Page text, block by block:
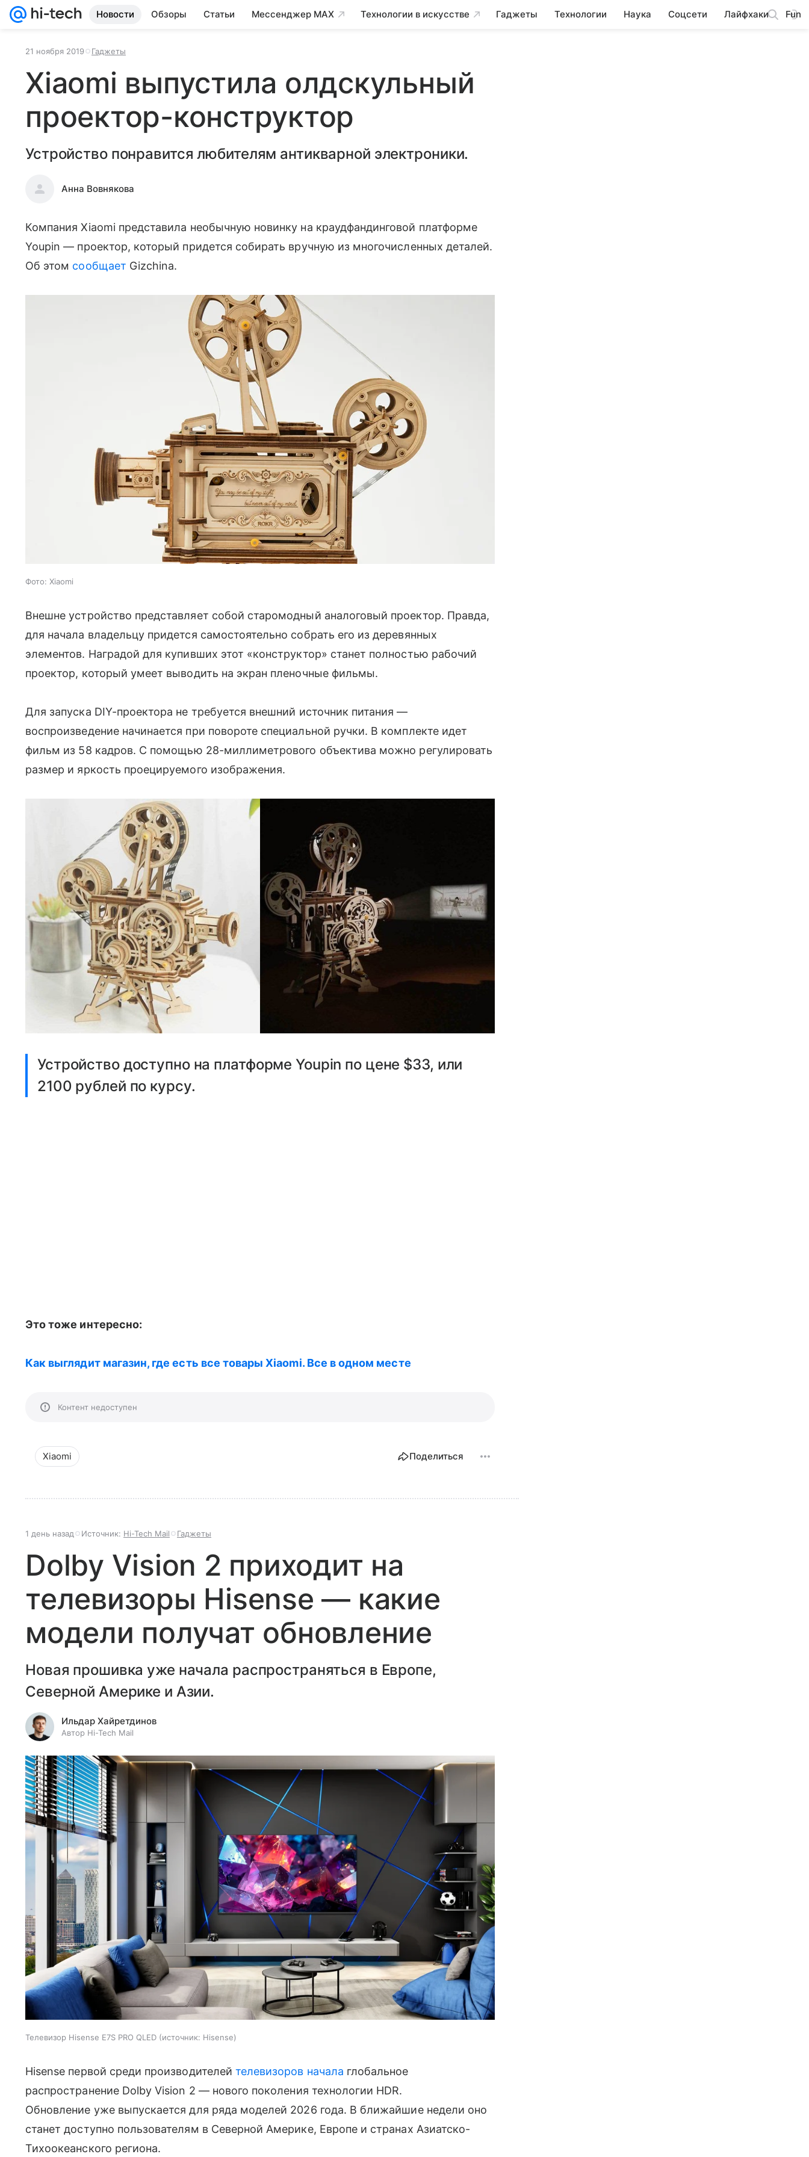
Новости Обзоры Статьи Мессенджер MAX Технологии в искусстве Гаджеты Технологии Наука Соцсети Лайфхаки Fun
21 ноября 2019 Гаджеты
Xiaomi выпустила олдскульный
проектор-конструктор
Устройство понравится любителям антикварной электроники.
Анна Вовнякова
Компания Xiaomi представила необычную новинку на краудфандинговой платформе
Youpin — проектор, который придется собирать вручную из многочисленных деталей.
Об этом сообщает Gizchina.
Фото: Xiaomi
Внешне устройство представляет собой старомодный аналоговый проектор. Правда,
для начала владельцу придется самостоятельно собрать его из деревянных
элементов. Наградой для купивших этот «конструктор» станет полностью рабочий
проектор, который умеет выводить на экран пленочные фильмы.
Для запуска DIY-проектора не требуется внешний источник питания —
воспроизведение начинается при повороте специальной ручки. В комплекте идет
фильм из 58 кадров. С помощью 28-миллиметрового объектива можно регулировать
размер и яркость проецируемого изображения.
Устройство доступно на платформе Youpin по цене $33, или
2100 рублей по курсу.
Это тоже интересно:
Как выглядит магазин, где есть все товары Xiaomi. Все в одном месте
Контент недоступен
Xiaomi Поделиться
1 день назад Источник: Hi-Tech Mail Гаджеты
Dolby Vision 2 приходит на
телевизоры Hisense — какие
модели получат обновление
Новая прошивка уже начала распространяться в Европе,
Северной Америке и Азии.
Ильдар Хайретдинов
Автор Hi-Tech Mail
Телевизор Hisense E7S PRO QLED источник: Hisense
Hisense первой среди производителей телевизоров начала глобальное
распространение Dolby Vision 2 — нового поколения технологии HDR.
Обновление уже выпускается для ряда моделей 2026 года. В ближайшие недели оно
станет доступно пользователям в Северной Америке, Европе и странах Азиатско-
Тихоокеанского региона.